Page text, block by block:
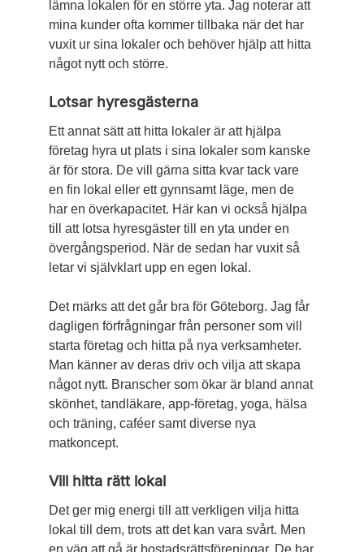
lämna lokalen för en större yta. Jag noterar att
mina kunder ofta kommer tillbaka när det har
vuxit ur sina lokaler och behöver hjälp att hitta
något nytt och större.
Lotsar hyresgästerna
Ett annat sätt att hitta lokaler är att hjälpa
företag hyra ut plats i sina lokaler som kanske
är för stora. De vill gärna sitta kvar tack vare
en fin lokal eller ett gynnsamt läge, men de
har en överkapacitet. Här kan vi också hjälpa
till att lotsa hyresgäster till en yta under en
övergångsperiod. När de sedan har vuxit så
letar vi självklart upp en egen lokal.
Det märks att det går bra för Göteborg. Jag får
dagligen förfrågningar från personer som vill
starta företag och hitta på nya verksamheter.
Man känner av deras driv och vilja att skapa
något nytt. Branscher som ökar är bland annat
skönhet, tandläkare, app-företag, yoga, hälsa
och träning, caféer samt diverse nya
matkoncept.
Vill hitta rätt lokal
Det ger mig energi till att verkligen vilja hitta
lokal till dem, trots att det kan vara svårt. Men